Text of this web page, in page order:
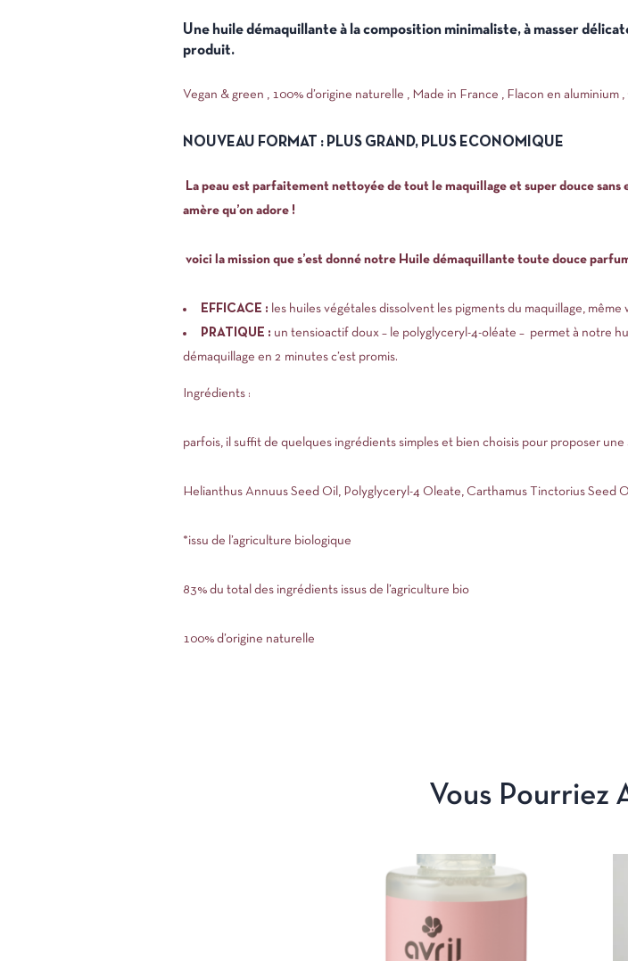
Une huile démaquillante à la composition minimaliste, à masser
produit.
Vegan & green , 100% d’origine naturelle , Made in France , Flacon en aluminium ,
NOUVEAU FORMAT : PLUS GRAND, PLUS ECONOMIQUE
La peau est parfaitement nettoyée de tout le maquillage et super douce
amère qu’on adore !
voici la mission que s’est donné notre Huile démaquillante toute douce
EFFICACE : les huiles végétales dissolvent les pigments du maquillage, même
PRATIQUE : un tensioactif doux – le polyglyceryl -4-oléate – permet à notre
démaquillage en 2 minutes c’est promis.
Ingrédients :
parfois, il suffit de quelques ingrédients simples et bien choisis pour proposer
Helianthus Annuus Seed Oil, Polyglyceryl-4 Oleate, Carthamus Tinctorius Seed
*issu de l’agriculture biologique
83% du total des ingrédients issus de l’agriculture bio
100% d’origine naturelle
Vous Pourriez